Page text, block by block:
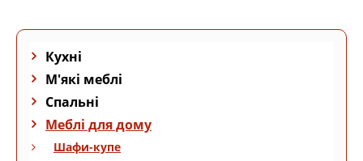
Кухні
М'які меблі
Спальні
Меблі для дому
Шафи-купе